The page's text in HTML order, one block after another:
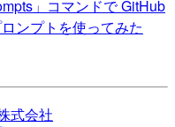
」コマンドで GitHub
ンプトを使ってみた
式会社